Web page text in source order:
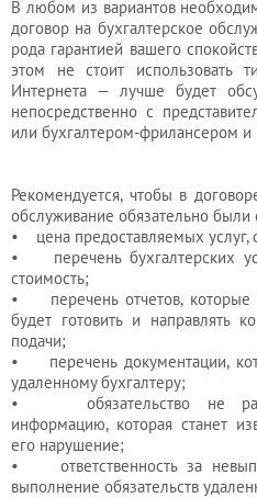
В любом из вариантов
договор на бухгалтерское
рода гарантией вашего
этом не стоит использовать
Интернета — лучше будет
непосредственно с
или бухгалтером-фрилансером
Рекомендуется, чтобы в
обслуживание обязательно
• цена предоставляемых услуг,
• перечень бухгалтерских
стоимость;
• перечень отчетов, которые
будет готовить и направлять
подачи;
• перечень документации,
удаленному бухгалтеру;
• обязательство не
информацию, которая станет
его нарушение;
• ответственность за
выполнение обязательств